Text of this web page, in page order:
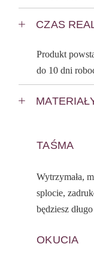
CZAS
Produkt
do 10 dni
TAŚMA
Wytrzymała,
splocie,
będziesz
OKUCIA